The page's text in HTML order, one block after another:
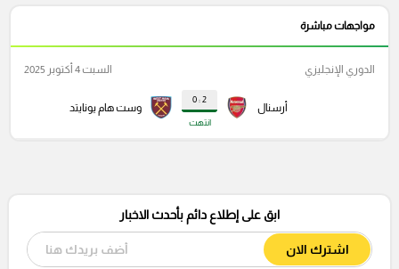
مواجهات مباشرة
أرسنال
2 : 0
انتهت
وست هام يونايتد
الدوري الإنجليزي السبت 4 أكتوبر 2025
ابق على إطلاع دائم بأحدث الاخبار
اشترك الان